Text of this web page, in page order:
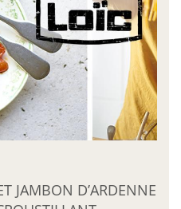
JAMBON D’ARDENNE